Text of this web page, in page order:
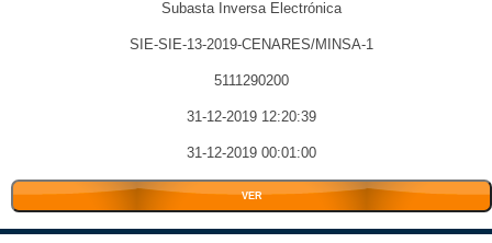
Subasta Inversa Electrónica
SIE-SIE-13-2019-CENARES/MINSA-1
5111290200
31-12-2019 12:20:39
31-12-2019 00:01:00
VER